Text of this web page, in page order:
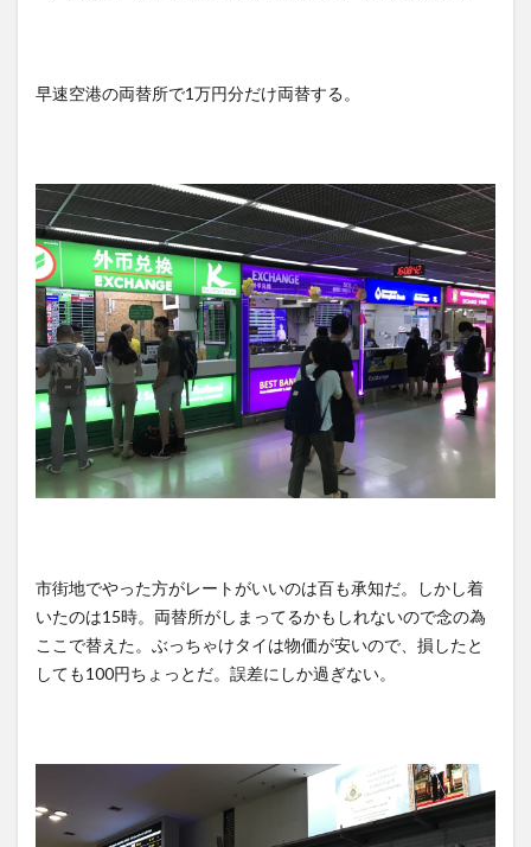
早速空港の両替所で1万円分だけ両替する。
市街地でやった方がレートがいいのは百も承知だ。しかし着
いたのは15時。両替所がしまってるかもしれないので念の為
ここで替えた。ぶっちゃけタイは物価が安いので、損したと
しても100円ちょっとだ。誤差にしか過ぎない。